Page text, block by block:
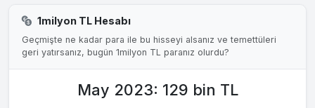
1milyon TL Hesabı
Geçmişte ne kadar para ile bu hisseyi alsanız ve temettüleri
geri yatırsanız, bugün 1milyon TL paranız olurdu?
May 2023: 129 bin TL